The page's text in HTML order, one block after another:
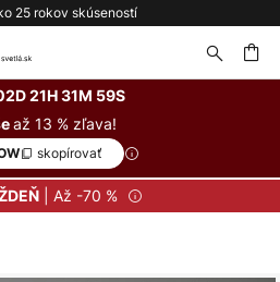
25 rokov skúseností
21H 31M 59S
až 13 % zľava!
skopírovať
| Až -70 %